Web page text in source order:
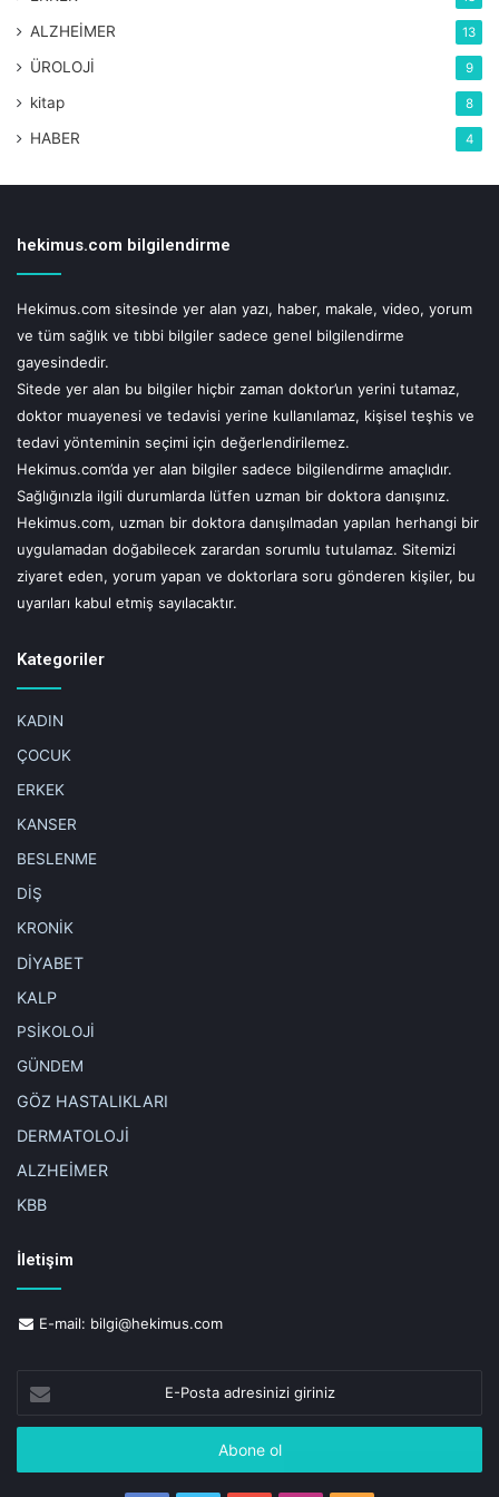
UYARI!
sağlık ve tıbbi bilgiler sadece genel bilgilendirme gayesindedir.
Hekimus.com'da yer alan bilgiler sadece bilgilendirme amaçlıdır.
eden, yorum yapan ve doktorlara soru gönderen kişiler, bu uyarıları kabul
etmiş sayılacaktır.
Etiketler dengesizlik duruş bozuklugu
durus bozuklukları
egzersiz
idiopatik skolyoz kas dengesizligi
konjenital skolyoz
nöromuskuler skolyoz
omurga op.dr. ercan kaya skolyoz
ALZHEİMER 13
ÜROLOJİ 9
kitap 8
HABER 4
hekimus.com bilgilendirme
Hekimus.com sitesinde yer alan yazı, haber, makale, video, yorum
ve tüm sağlık ve tıbbi bilgiler sadece genel bilgilendirme
gayesindedir.
Sitede yer alan bu bilgiler hiçbir zaman doktor’un yerini tutamaz,
doktor muayenesi ve tedavisi yerine kullanılamaz, kişisel teşhis ve
tedavi yönteminin seçimi için değerlendirilemez.
Hekimus.com’da yer alan bilgiler sadece bilgilendirme amaçlıdır.
Sağlığınızla ilgili durumlarda lütfen uzman bir doktora danışınız.
Hekimus.com, uzman bir doktora danışılmadan yapılan herhangi bir
uygulamadan doğabilecek zarardan sorumlu tutulamaz. Sitemizi
ziyaret eden, yorum yapan ve doktorlara soru gönderen kişiler, bu
uyarıları kabul etmiş sayılacaktır.
Kategoriler
KADIN
ÇOCUK
ERKEK
KANSER
BESLENME
DİŞ
KRONİK
DİYABET
KALP
PSİKOLOJİ
GÜNDEM
GÖZ HASTALIKLARI
DERMATOLOJİ
ALZHEİMER
KBB
İletişim
E-mail: bilgi@hekimus.com
Posta
adresinizi